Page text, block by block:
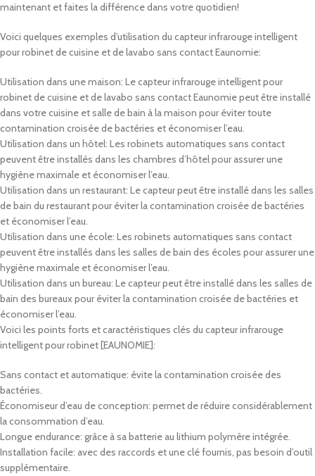
maintenant et faites la différence dans votre quotidien!
Voici quelques exemples d’utilisation du capteur infrarouge intelligent
pour robinet de cuisine et de lavabo sans contact Eaunomie:
Utilisation dans une maison: Le capteur infrarouge intelligent pour
robinet de cuisine et de lavabo sans contact Eaunomie peut être installé
dans votre cuisine et salle de bain à la maison pour éviter toute
contamination croisée de bactéries et économiser l’eau.
Utilisation dans un hôtel: Les robinets automatiques sans contact
peuvent être installés dans les chambres d’hôtel pour assurer une
hygiène maximale et économiser l’eau.
Utilisation dans un restaurant: Le capteur peut être installé dans les salles
de bain du restaurant pour éviter la contamination croisée de bactéries
et économiser l’eau.
Utilisation dans une école: Les robinets automatiques sans contact
peuvent être installés dans les salles de bain des écoles pour assurer une
hygiène maximale et économiser l’eau.
Utilisation dans un bureau: Le capteur peut être installé dans les salles de
bain des bureaux pour éviter la contamination croisée de bactéries et
économiser l’eau.
Voici les points forts et caractéristiques clés du capteur infrarouge
intelligent pour robinet [EAUNOMIE]:
Sans contact et automatique: évite la contamination croisée des
bactéries.
Économiseur d’eau de conception: permet de réduire considérablement
la consommation d’eau.
Longue endurance: grâce à sa batterie au lithium polymère intégrée.
Installation facile: avec des raccords et une clé fournis, pas besoin d’outil
supplémentaire.